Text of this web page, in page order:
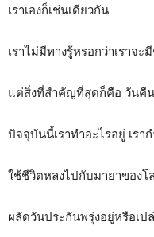
เราเองก็เช่นเดียวกัน
เราไม่มีทางรู้หรอกว่าเรา
แต่สิ่งที่สำคัญที่สุดก็คือ วันคื
ปัจจุบันนี้เราทำอะไรอยู่ เรา
ใช้ชีวิตหลงไปกับมายาของโ
ผลัดวันประกันพรุ่งอยู่หรือเป